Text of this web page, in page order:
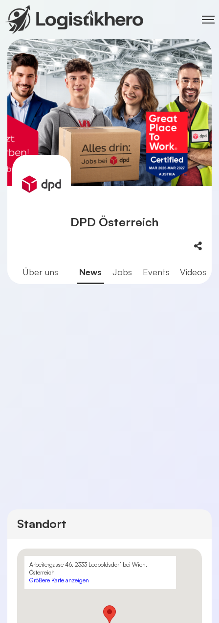
DPD Österreich
Über uns News Jobs Events Videos
Standort
Arbeitergasse 46, 2333 Leopoldsdorf bei Wien,
Österreich
Größere Karte anzeigen